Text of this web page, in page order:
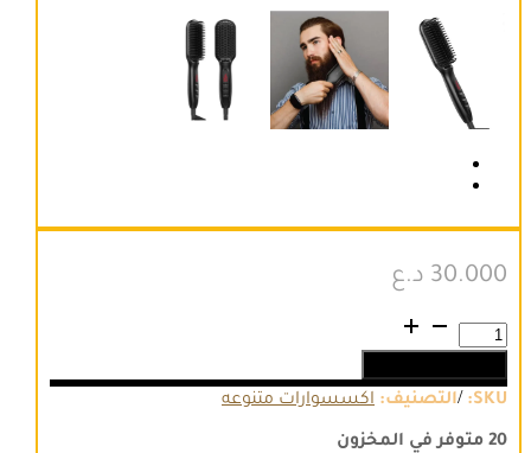
30.000 د.ع
كمية
مشط
الشعر
من
SKU:
/التصنيف: اكسسوارات متنوعه
20 متوفر في المخزون